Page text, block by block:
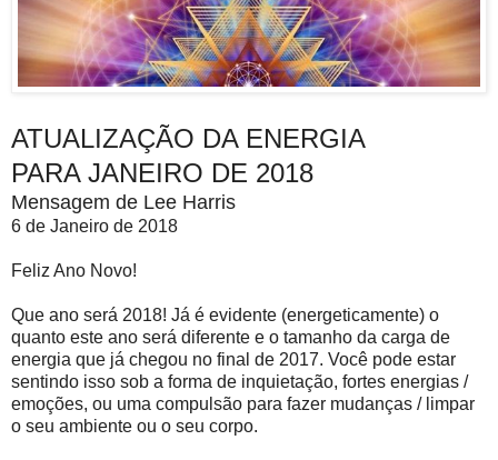
ATUALIZAÇÃO DA ENERGIA
PARA JANEIRO DE 2018
Mensagem de Lee Harris
6 de Janeiro de 2018
Feliz Ano Novo!
Que ano será 2018! Já é evidente (energeticamente) o
quanto este ano será diferente e o tamanho da carga de
energia que já chegou no final de 2017. Você pode estar
sentindo isso sob a forma de inquietação, fortes energias /
emoções, ou uma compulsão para fazer mudanças / limpar
o seu ambiente ou o seu corpo.